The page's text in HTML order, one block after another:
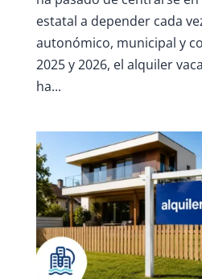
estatal a depender cada
autonómico, municipal y
2025 y 2026, el alquiler
ha...